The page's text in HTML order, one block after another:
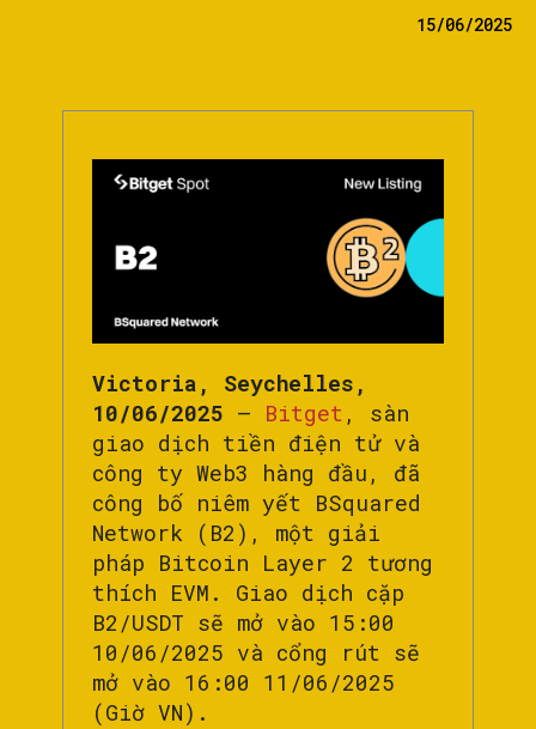
15/06/2025
Victoria, Seychelles,
10/06/2025 – Bitget , sàn
giao dịch tiền điện tử và
công ty Web3 hàng đầu, đã
công bố niêm yết BSquared
Network (B2), một giải
pháp Bitcoin Layer 2 tương
thích EVM. Giao dịch cặp
B2/USDT sẽ mở vào 15:00
10/06/2025 và cổng rút sẽ
mở vào 16:00 11/06/2025
(Giờ VN).